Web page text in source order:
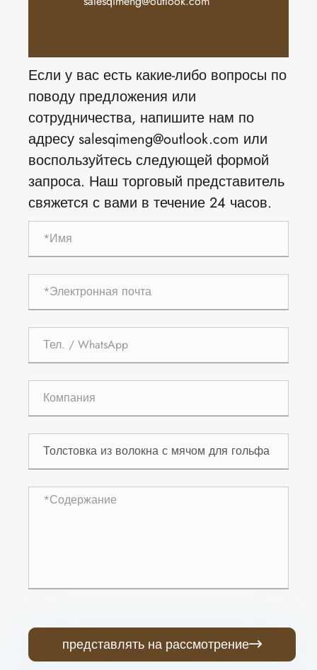
Если у вас есть какие-либо вопросы по
поводу предложения или
сотрудничества, напишите нам по
адресу salesqimeng@outlook.com или
воспользуйтесь следующей формой
запроса. Наш торговый представитель
свяжется с вами в течение 24 часов.
представлять на рассмотрение